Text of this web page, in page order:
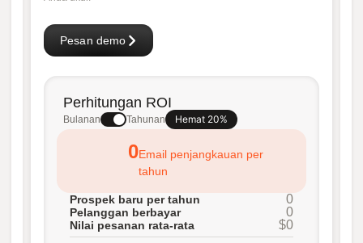
Perhitungan ROI
Bulanan Tahunan Hemat 20%
0Email penjangkauan per
tahun
Prospek baru per tahun 0
Pelanggan berbayar 0
Nilai pesanan rata-rata
$0
Pesan demo